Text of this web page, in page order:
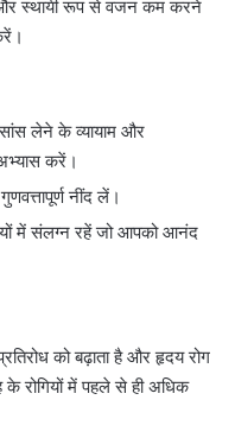
स्थायी रूप से वजन कम करने
सांस लेने के व्यायाम और
करें।
नींद लें।
में संलग्न रहें जो आपको आनंद
को बढ़ाता है और हृदय रोग
रोगियों में पहले से ही अधिक